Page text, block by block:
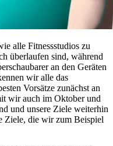
alle Fitnessstudios zu
überlaufen sind, während
an den Geräten
wir alle das
Vorsätze zunächst an
wir auch im Oktober und
und unsere Ziele weiterhin
Ziele, die wir zum Beispiel